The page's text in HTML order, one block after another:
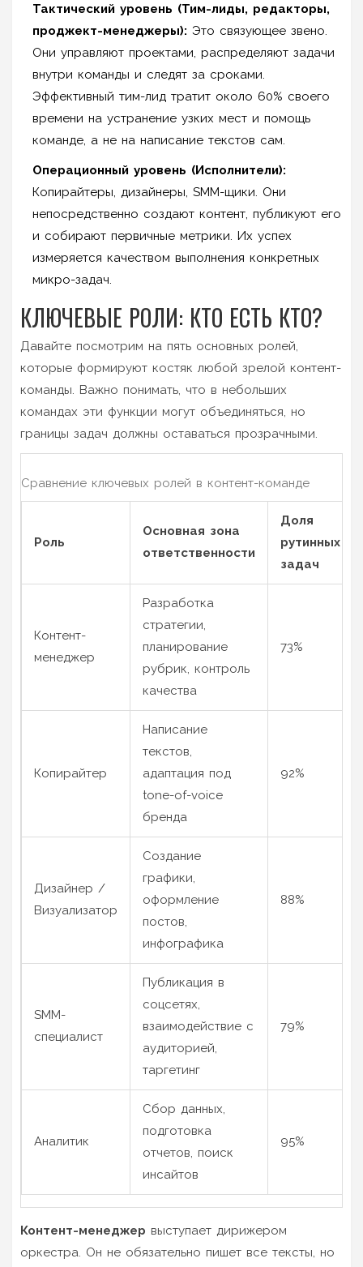
Тактический уровень (Тим-лиды, редакторы,
проджект-менеджеры): Это связующее звено.
Они управляют проектами, распределяют задачи
внутри команды и следят за сроками.
Эффективный тим-лид тратит около 60% своего
времени на устранение узких мест и помощь
команде, а не на написание текстов сам.
Операционный уровень (Исполнители):
Копирайтеры, дизайнеры, SMM-щики. Они
непосредственно создают контент, публикуют его
и собирают первичные метрики. Их успех
измеряется качеством выполнения конкретных
микро-задач.
КЛЮЧЕВЫЕ РОЛИ: КТО ЕСТЬ КТО?
Давайте посмотрим на пять основных ролей,
которые формируют костяк любой зрелой контент-
команды. Важно понимать, что в небольших
командах эти функции могут объединяться, но
границы задач должны оставаться прозрачными.
Сравнение ключевых ролей в контент-команде
Роль
Основная зона
ответственности
Доля
рутинных
задач
Контент-
менеджер
Разработка
стратегии,
планирование
рубрик, контроль
качества
73%
Копирайтер
Написание
текстов,
адаптация под
tone-of-voice
бренда
92%
Дизайнер /
Визуализатор
Создание
графики,
оформление
постов,
инфографика
88%
SMM-
специалист
Публикация в
соцсетях,
взаимодействие с
аудиторией,
таргетинг
79%
Аналитик
Сбор данных,
подготовка
отчетов, поиск
инсайтов
95%
Контент-менеджер выступает дирижером
оркестра. Он не обязательно пишет все тексты, но